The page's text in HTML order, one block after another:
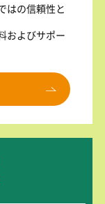
はの信頼性と
およびサポー